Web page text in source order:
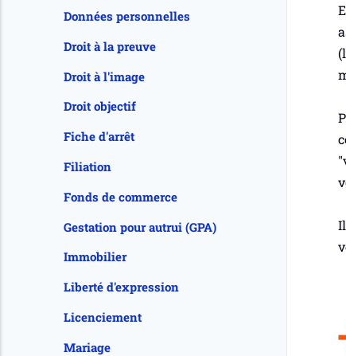
Données personnelles
Droit à la preuve
Droit à l'image
Droit objectif
Fiche d'arrêt
Filiation
Fonds de commerce
Gestation pour autrui (GPA)
Immobilier
Liberté d'expression
Licenciement
Mariage